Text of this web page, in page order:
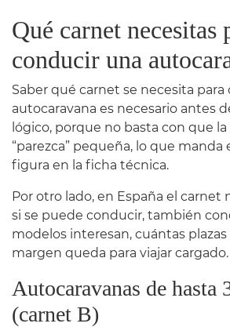
Qué carnet necesitas
conducir una
Saber qué carnet se necesita
autocaravana es necesario antes
lógico, porque no basta con que
“parezca” pequeña, lo que manda
figura en la ficha técnica.
Por otro lado, en España el carnet
si se puede conducir, también
modelos interesan, cuántas
margen queda para viajar cargado.
Autocaravanas de hasta
(carnet B)